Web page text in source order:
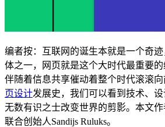
编者按：互联网的诞生本就是一个奇
体之一，网页就是这个大时代最重要
伴随着信息共享催动着整个时代滚滚
页设计发展史，我们可以看到技术、
无数有识之士改变世界的剪影。本文
联合创始人Sandijs Ruluks。